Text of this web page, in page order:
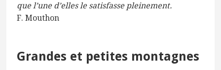
que l’une d’elles le satisfasse pleinement.
F. Mouthon
Grandes et petites montagnes